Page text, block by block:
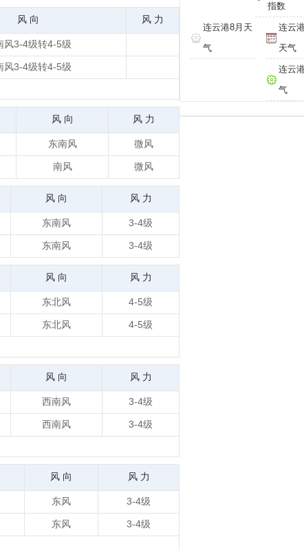
风 向 风 力
风3-4级转4-5级
风3-4级转4-5级
风 向 风 力
东南风 微风
南风 微风
风 向 风 力
东南风 3-4级
东南风 3-4级
风 向 风 力
东北风 4-5级
东北风
4-5级
风 向 风 力
西南风 3-4级
西南风
3-4级
风 向 风 力
东风 3-4级
东风
3-4级
指数
连云
天气
连云港8月天
气
连云
气